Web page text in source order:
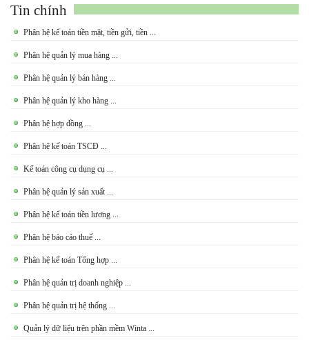
Tin chính
Phân hệ kế toán tiền mặt, tiền gửi, tiền ...
Phân hệ quản lý mua hàng ...
Phân hệ quản lý bán hàng ...
Phân hệ quản lý kho hàng ...
Phân hệ hợp đồng ...
Phân hệ kế toán TSCĐ ...
Kế toán công cụ dụng cụ ...
Phân hệ quản lý sản xuất ...
Phân hệ kế toán tiền lương ...
Phân hệ báo cáo thuế ...
Phân hệ kế toán Tổng hợp ...
Phân hệ quản trị doanh nghiệp ...
Phân hệ quản trị hệ thống ...
Quản lý dữ liệu trên phần mềm Winta ...